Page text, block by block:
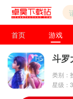
首页 游戏
斗罗
类别：
星级：